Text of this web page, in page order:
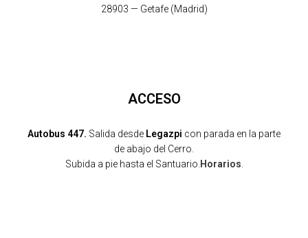
28903 — Getafe (Madrid)
ACCESO
Autobus 447. Salida desde Legazpi con parada en la parte
de abajo del Cerro.
Subida a pie hasta el Santuario. Horarios